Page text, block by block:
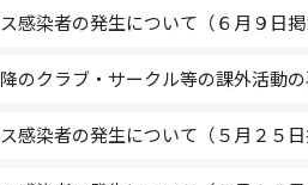
感染者の発生について（６月９日掲
のクラブ・サークル等の課外活動
感染者の発生について（５月２５日